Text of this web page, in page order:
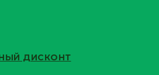
ДИСКОНТ